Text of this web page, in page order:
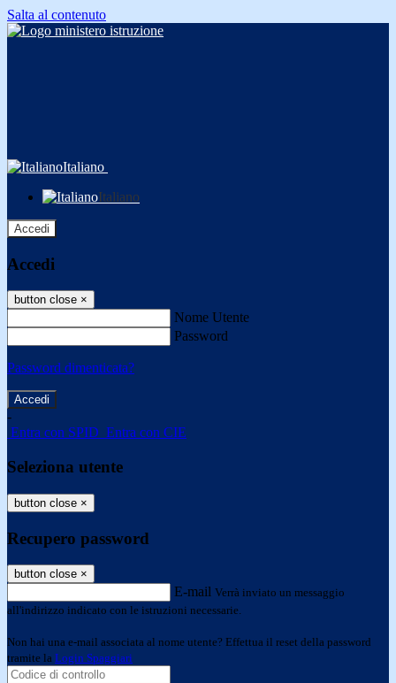
Salta al contenuto
Italiano
Italiano
Accedi
Accedi
button close ×
Nome Utente
Password
Password dimenticata?
-
Entra con SPID Entra con CIE
Seleziona utente
button close ×
Recupero password
button close ×
E-mail Verrà inviato un messaggio
all'indirizzo indicato con le istruzioni necessarie.
Non hai una e-mail associata al nome utente? Effettua il reset della password
tramite la Login Spaggiari